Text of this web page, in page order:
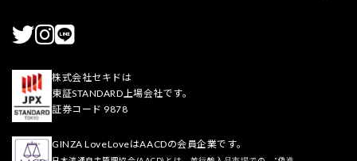
株式会社セキドは
東証STANDARD上場会社です。
証券コード 9878
GINZA LoveLoveはAACDの会員企業です。